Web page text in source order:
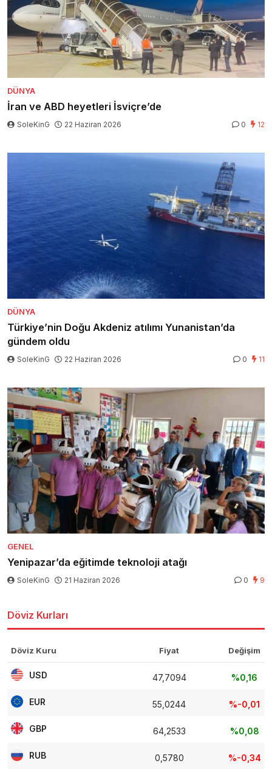
DÜNYA
İran ve ABD heyetleri İsviçre’de
SoleKinG 22 Haziran 2026 0 12
DÜNYA
Türkiye’nin Doğu Akdeniz atılımı Yunanistan’da
gündem oldu
SoleKinG 22 Haziran 2026 0 11
GENEL
Yenipazar’da eğitimde teknoloji atağı
SoleKinG 21 Haziran 2026 0 9
Döviz Kurları
Döviz Kuru Fiyat Değişim
USD 47,7094 %0,16
EUR 55,0244 %-0,01
GBP 64,2533 %0,08
RUB 0,5780 %-0,34